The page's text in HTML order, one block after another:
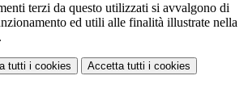
terzi da questo utilizzati si avvalgono di
ed utili alle finalità illustrate nella
.
tutti i cookies Accetta tutti i cookies